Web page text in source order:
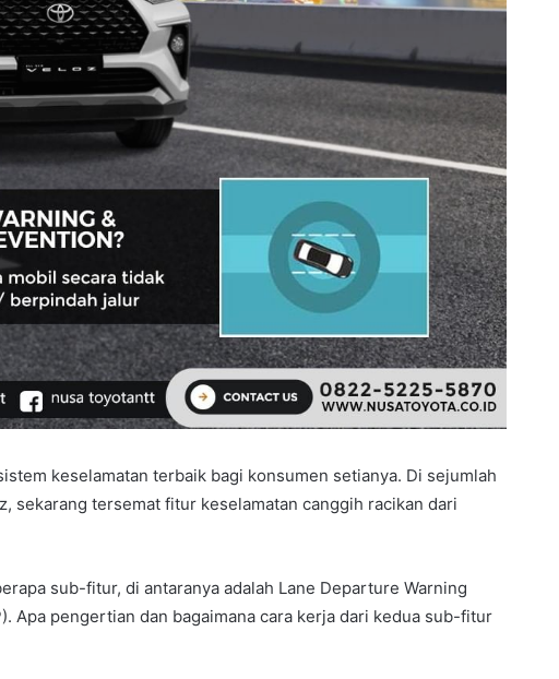
keselamatan terbaik bagi konsumen setianya. Di sejumlah
sekarang tersemat fitur keselamatan canggih racikan dari
sub-fitur, di antaranya adalah Lane Departure Warning
Apa pengertian dan bagaimana cara kerja dari kedua sub-fitur